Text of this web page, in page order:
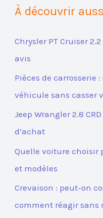
À découvrir
Chrysler PT Cruiser
avis
Pièces de carrosserie
véhicule sans casser
Jeep Wrangler 2.8
d’achat
Quelle voiture choisir
et modèles
Crevaison : peut-on
comment réagir sans